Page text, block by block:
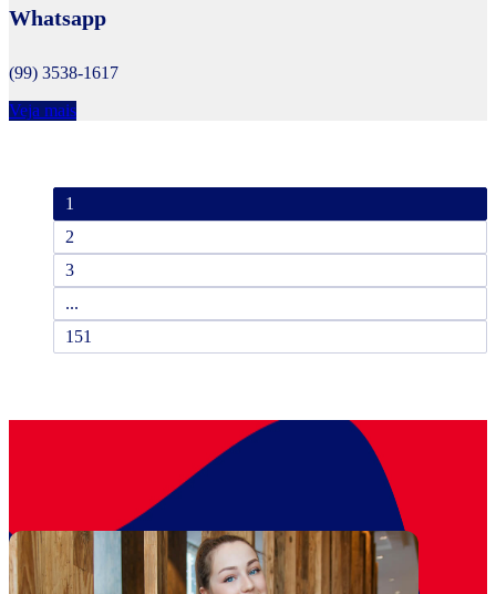
Whatsapp
(99) 3538-1617
Veja mais
1
2
3
...
151